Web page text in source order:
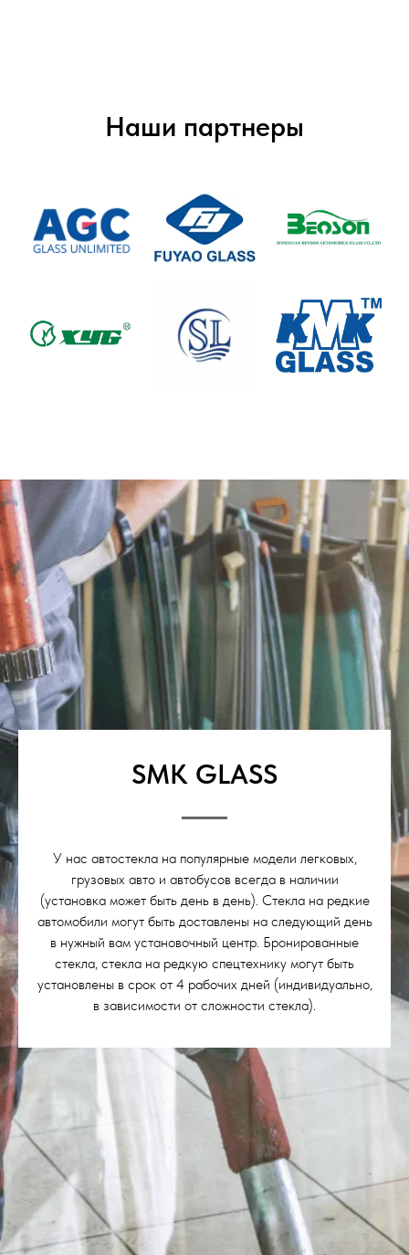
Наши партнеры
SMK GLASS
У нас автостекла на популярные модели легковых,
грузовых авто и автобусов всегда в наличии
(установка может быть день в день). Стекла на редкие
автомобили могут быть доставлены на следующий день
в нужный вам установочный центр. Бронированные
стекла, стекла на редкую спецтехнику могут быть
установлены в срок от 4 рабочих дней (индивидуально,
в зависимости от сложности стекла).